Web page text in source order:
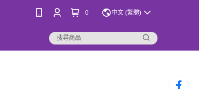
0 中文 (繁體)